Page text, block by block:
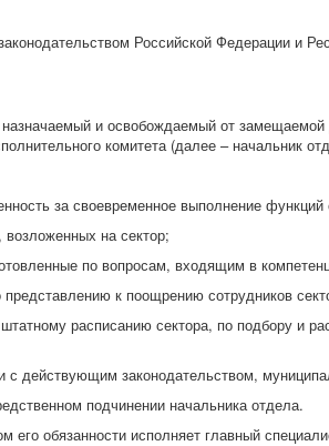
Российской Федерации и
и освобождаемый от
комитета (далее – начальник
за своевременное выполнение функций
на сектор;
по вопросам, входящим в
к поощрению сотрудников
расписанию сектора, по подбору и
с действующим законодательством,
подчинении начальника отдела.
его обязанности исполняет главный